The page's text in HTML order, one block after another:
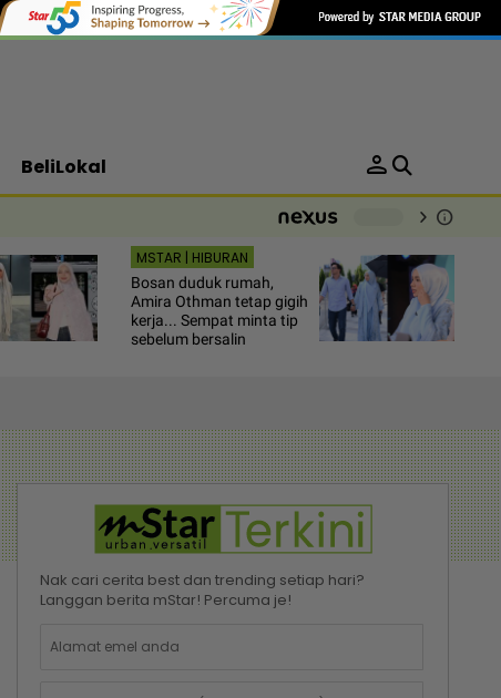
BeliLokal person
chevron_right info
MSTAR | HIBURAN
Bosan duduk rumah,
Amira Othman tetap gigih
kerja... Sempat minta tip
sebelum bersalin
Nak cari cerita best dan trending setiap hari?
Langgan berita mStar! Percuma je!